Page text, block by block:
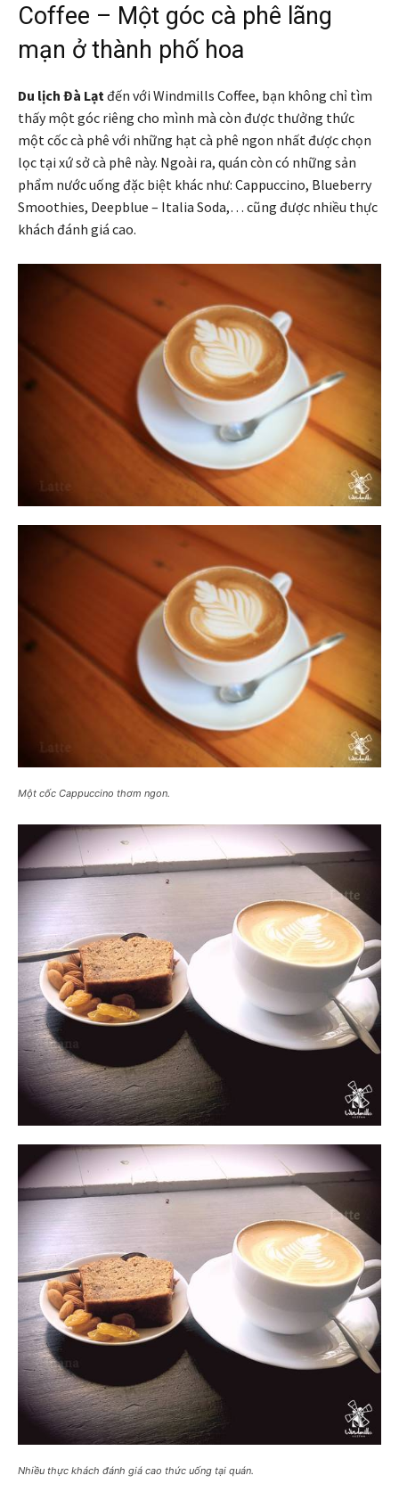
Coffee – Một góc cà phê lãng
mạn ở thành phố hoa
Du lịch Đà Lạt đến với Windmills Coffee, bạn không chỉ tìm
thấy một góc riêng cho mình mà còn được thưởng thức
một cốc cà phê với những hạt cà phê ngon nhất được chọn
lọc tại xứ sở cà phê này. Ngoài ra, quán còn có những sản
phẩm nước uống đặc biệt khác như: Cappuccino, Blueberry
Smoothies, Deepblue – Italia Soda,… cũng được nhiều thực
khách đánh giá cao.
Một cốc Cappuccino thơm ngon.
Nhiều thực khách đánh giá cao thức uống tại quán.